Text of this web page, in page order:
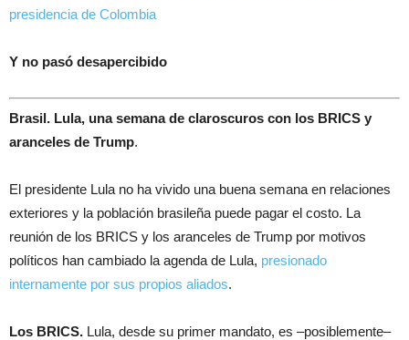
América
del
presidencia de Colombia
Y no pasó desapercibido
Brasil. Lula, una semana de claroscuros con los BRICS y
aranceles de Trump.
El presidente Lula no ha vivido una buena semana en relaciones
exteriores y la población brasileña puede pagar el costo. La
reunión de los BRICS y los aranceles de Trump por motivos
políticos han cambiado la agenda de Lula, presionado
internamente por sus propios aliados.
Los BRICS. Lula, desde su primer mandato, es –posiblemente–